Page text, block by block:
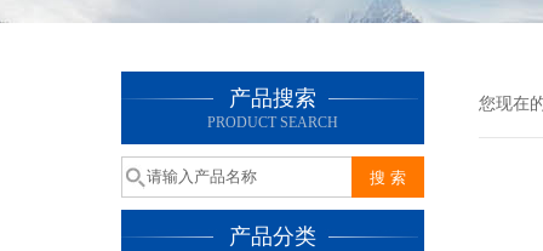
产品搜索
PRODUCT SEARCH
产品分类
您现在